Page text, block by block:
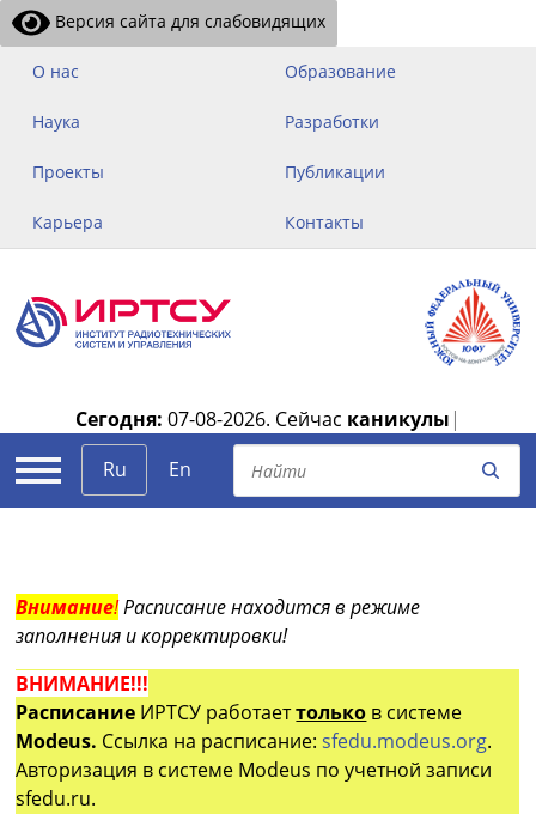
Версия сайта для слабовидящих
О нас Образование
Наука Разработки
Проекты Публикации
Карьера Контакты
Сегодня: 07-08-2026. Сейчас каникулы |
Ru
En
Внимание!Расписание находится в режиме
заполнения и корректировки!
ВНИМАНИЕ!!!
Расписание ИРТСУ работаеттолько в системе
Modeus. Ссылка на расписание:sfedu.modeus.org.
Авторизация в системе Modeus по учетной записи
sfedu.ru.